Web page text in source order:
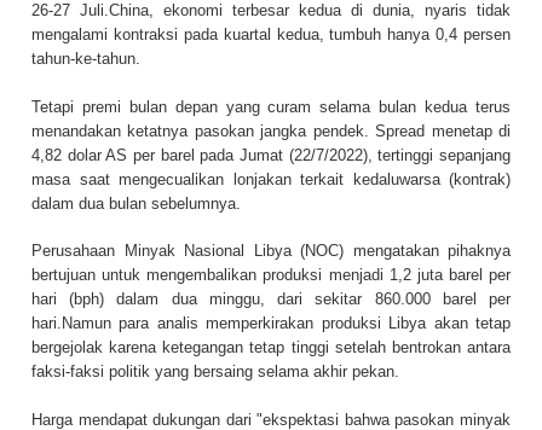
26-27 Juli.China, ekonomi terbesar kedua di dunia, nyaris tidak
mengalami kontraksi pada kuartal kedua, tumbuh hanya 0,4 persen
tahun-ke-tahun.
Tetapi premi bulan depan yang curam selama bulan kedua terus
menandakan ketatnya pasokan jangka pendek. Spread menetap di
4,82 dolar AS per barel pada Jumat (22/7/2022), tertinggi sepanjang
masa saat mengecualikan lonjakan terkait kedaluwarsa (kontrak)
dalam dua bulan sebelumnya.
Perusahaan Minyak Nasional Libya (NOC) mengatakan pihaknya
bertujuan untuk mengembalikan produksi menjadi 1,2 juta barel per
hari (bph) dalam dua minggu, dari sekitar 860.000 barel per
hari.Namun para analis memperkirakan produksi Libya akan tetap
bergejolak karena ketegangan tetap tinggi setelah bentrokan antara
faksi-faksi politik yang bersaing selama akhir pekan.
Harga mendapat dukungan dari "ekspektasi bahwa pasokan minyak